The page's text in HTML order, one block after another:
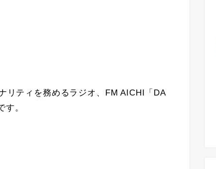
リティを務めるラジオ、FM AICHI「DA
。